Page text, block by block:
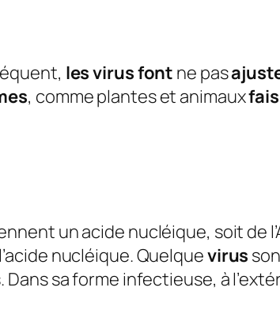
les virus font ne pas
, comme plantes et animauxfais
un acide nucléique, soit de
nucléique. Quelquevirus
sa forme infectieuse, à